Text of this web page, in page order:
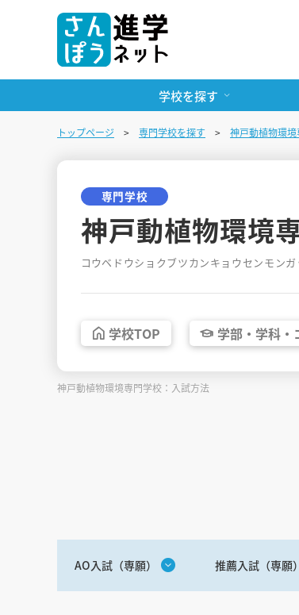
学校を探す
トップページ 専門学校を探す 神戸動植物環
専門学校
神戸動植物環境
コウベドウショクブツカンキョウセンモンガ
学校TOP 学部・ 学科・
神戸動植物環境専門学校：入試方法
AO入試（専願） 推薦入試（専願